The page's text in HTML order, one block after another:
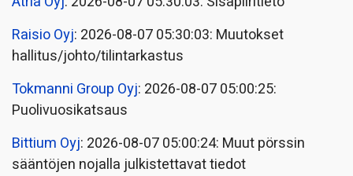
Raisio Oyj: 2026-08-07 05:30:03: Muutokset
hallitus/johto/tilintarkastus
Tokmanni Group Oyj: 2026-08-07 05:00:25:
Puolivuosikatsaus
Bittium Oyj: 2026-08-07 05:00:24: Muut pörssin
sääntöjen nojalla julkistettavat tiedot